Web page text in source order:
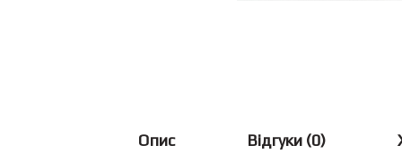
Опис Відгуки (0)